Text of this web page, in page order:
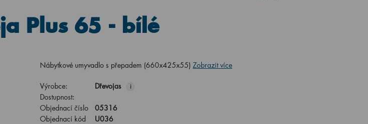
Plus 65 - bílé
Nábytkové umyvadlo s přepadem (660x425x55) Zobrazit více
Výrobce: Dřevojas i
Dostupnost:
Objednací číslo
05316
Objednací kód
U036